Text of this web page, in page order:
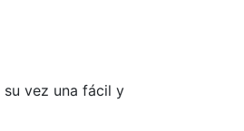
vez una fácil y